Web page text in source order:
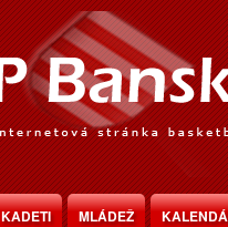
KADETI MLÁDEŽ